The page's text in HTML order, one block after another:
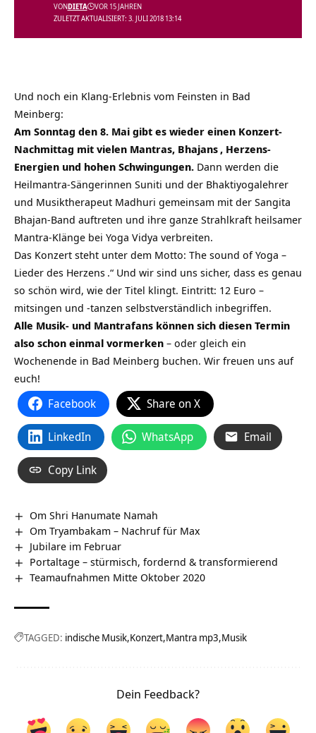
ZULETZT AKTUALISIERT: 3. JULI 2018 13:14
VONDIETA VOR 15 JAHREN
Und noch ein Klang-Erlebnis vom Feinsten in Bad
Meinberg:
Am Sonntag den 8. Mai gibt es wieder einen Konzert-
Nachmittag mit vielen Mantras, Bhajans , Herzens-
Energien und hohen Schwingungen. Dann werden die
Heilmantra-Sängerinnen Suniti und der Bhaktiyogalehrer
und Musiktherapeut Madhuri gemeinsam mit der Sangita
Bhajan-Band auftreten und ihre ganze Strahlkraft heilsamer
Mantra-Klänge bei Yoga Vidya verbreiten.
Das Konzert steht unter dem Motto: The sound of Yoga –
Lieder des Herzens .“ Und wir sind uns sicher, dass es genau
so schön wird, wie der Titel klingt. Eintritt: 12 Euro –
mitsingen und -tanzen selbstverständlich inbegriffen.
Alle Musik- und Mantrafans können sich diesen Termin
also schon einmal vormerken – oder gleich ein
Wochenende in Bad Meinberg buchen. Wir freuen uns auf
euch!
Facebook Share on X
LinkedIn WhatsApp Email
Copy Link
Om Shri Hanumate Namah
Om Tryambakam – Nachruf für Max
Jubilare im Februar
Portaltage – stürmisch, fordernd & transformierend
Teamaufnahmen Mitte Oktober 2020
TAGGED: indische Musik Konzert Mantra mp3 Musik
Dein Feedback?